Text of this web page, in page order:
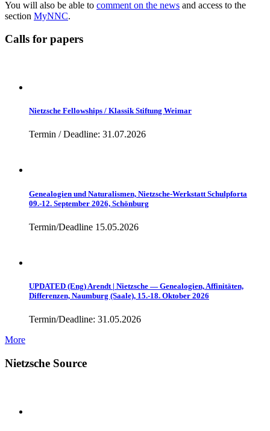
You will also be able to comment on the news and access to the
section MyNNC.
Calls for papers
Nietzsche Fellowships / Klassik Stiftung Weimar
Termin / Deadline: 31.07.2026
Genealogien und Naturalismen, Nietzsche-Werkstatt Schulpforta
09.-12. September 2026, Schönburg
Termin/Deadline 15.05.2026
UPDATED (Eng) Arendt | Nietzsche — Genealogien, Affinitäten,
Differenzen, Naumburg (Saale), 15.-18. Oktober 2026
Termin/Deadline: 31.05.2026
More
Nietzsche Source